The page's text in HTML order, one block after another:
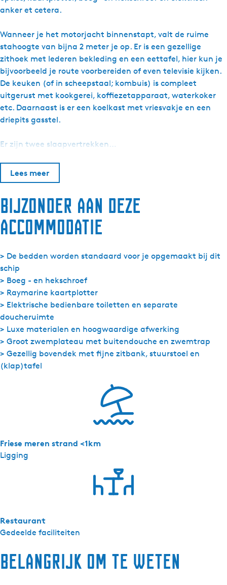
anker et cetera.
Wanneer je het motorjacht binnenstapt, valt de ruime
stahoogte van bijna 2 meter je op. Er is een gezellige
zithoek met lederen bekleding en een eettafel, hier kun je
bijvoorbeeld je route voorbereiden of even televisie kijken.
De keuken (of in scheepstaal; kombuis) is compleet
uitgerust met kookgerei, koffiezetapparaat, waterkoker
etc. Daarnaast is er een koelkast met vriesvakje en een
driepits gasstel.
Er zijn twee slaapvertrekken…
Lees meer
Bijzonder aan deze
accommodatie
> De bedden worden standaard voor je opgemaakt bij dit
schip
> Boeg - en hekschroef
> Raymarine kaartplotter
> Elektrische bedienbare toiletten en separate
doucheruimte
> Luxe materialen en hoogwaardige afwerking
> Groot zwemplateau met buitendouche en zwemtrap
> Gezellig bovendek met fijne zitbank, stuurstoel en
(klap)tafel
Ligging
Friese meren strand <1km
Gedeelde faciliteiten
Restaurant
Belangrijk om te weten
r
u
u
r
H
o
s
p
e
-
t
a
h
V
i
c
t
o
r
i
a